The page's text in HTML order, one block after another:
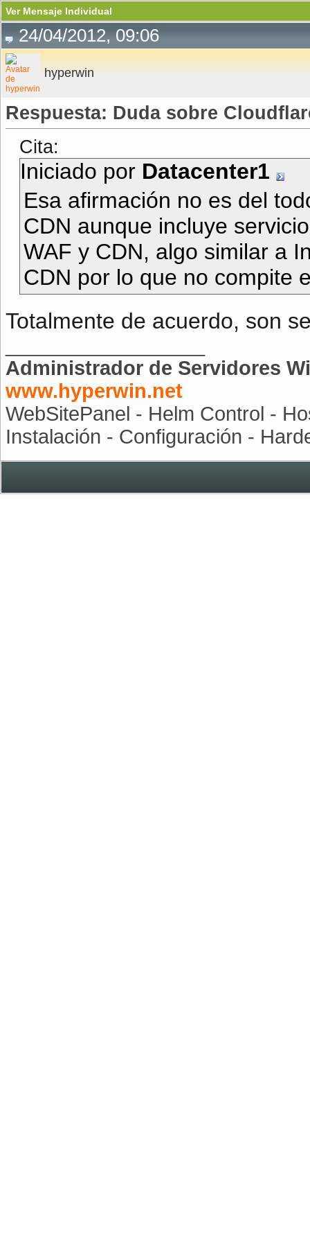
Ver Mensaje Individual
24/04/2012, 09:06
hyperwin
Respuesta: Duda sobre
Cita:
Iniciado por Datacenter1
Esa afirmación no es del
CDN aunque incluye
WAF y CDN, algo similar a
CDN por lo que no compite
Totalmente de acuerdo, son
Administrador de Servidores
www.hyperwin.net
WebSitePanel - Helm Control -
Instalación - Configuración -